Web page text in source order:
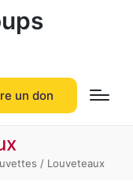
un don
/ Louveteaux